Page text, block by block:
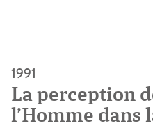
1991
La perception
l’Homme dans